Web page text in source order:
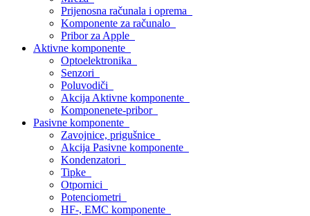
Prijenosna računala i oprema
Komponente za računalo
Pribor za Apple
Aktivne komponente
Optoelektronika
Senzori
Poluvodiči
Akcija Aktivne komponente
Komponenete-pribor
Pasivne komponente
Zavojnice, prigušnice
Akcija Pasivne komponente
Kondenzatori
Tipke
Otpornici
Potenciometri
HF-, EMC komponente